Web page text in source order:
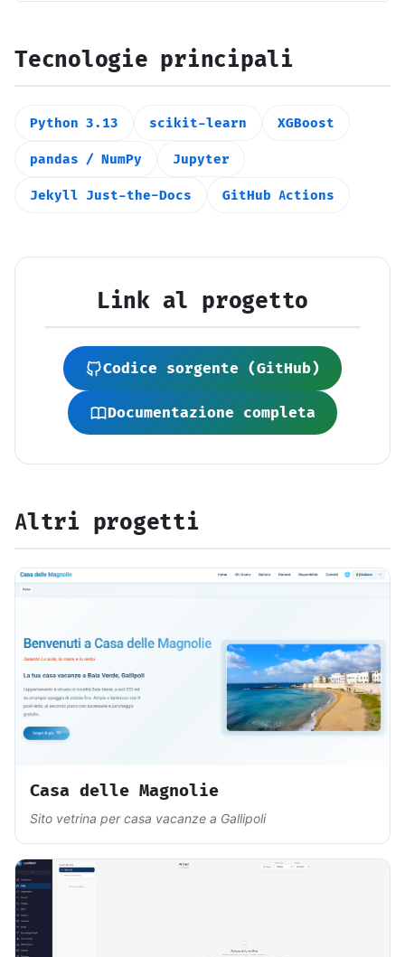
Tecnologie principali
Python 3.13 scikit-learn XGBoost
pandas / NumPy Jupyter
Jekyll Just-the-Docs GitHub Actions
Link al progetto
Codice sorgente (GitHub)
Documentazione completa
Altri progetti
Casa delle Magnolie
Sito vetrina per casa vacanze a Gallipoli